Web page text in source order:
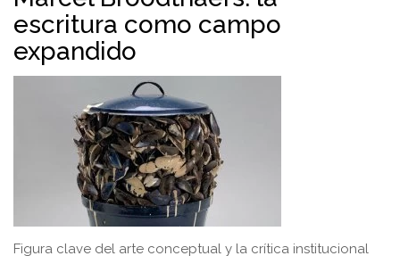
escritura como campo
expandido
Figura clave del arte conceptual y la crítica institucional